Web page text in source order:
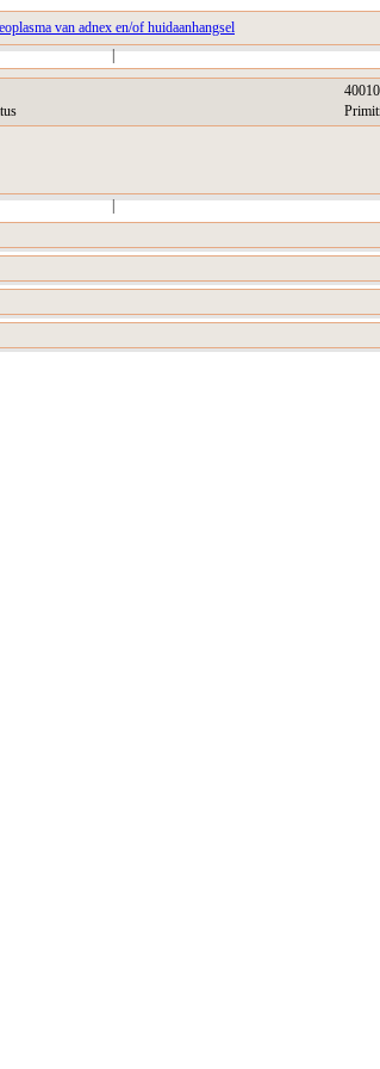
van adnex en/of huidaanhangsel
|
|